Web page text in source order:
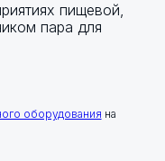
пищевой,
пара для
оборудования на